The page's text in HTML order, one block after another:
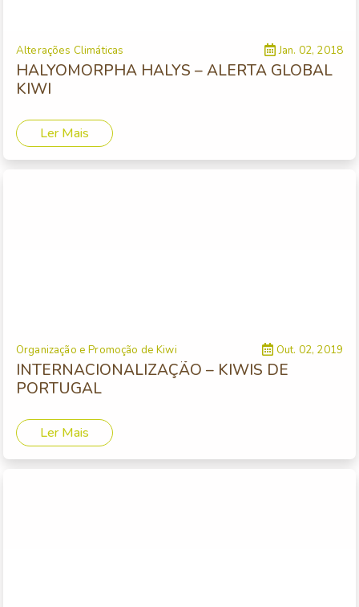
Alterações Climáticas Jan. 02, 2018
HALYOMORPHA HALYS – ALERTA GLOBAL
KIWI
Ler Mais
Organização e Promoção de Kiwi Out. 02, 2019
INTERNACIONALIZAÇÃO – KIWIS DE
PORTUGAL
Ler Mais